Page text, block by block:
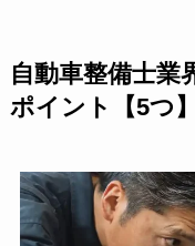
自動車整備士業
ポイント【5つ】